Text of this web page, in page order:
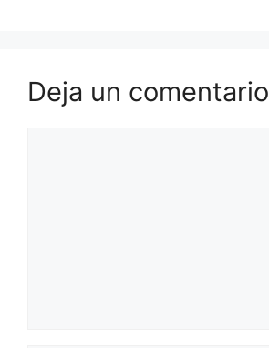
Deja un comentario